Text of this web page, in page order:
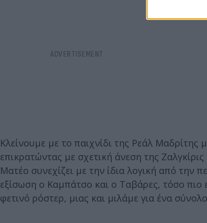
Κλείνουμε με το παιχνίδι της Ρεάλ
επικρατώντας με σχετική άνεση της
Ματέο συνεχίζει με την ίδια λογική από την
εξίσωση ο Καμπάτσο και ο Ταβάρες, τόσο πιο
φετινό ρόστερ, μιας και μιλάμε για ένα